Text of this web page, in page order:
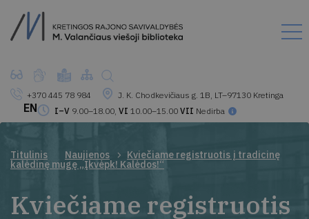
+370 445 78 984
J. K. Chodkevičiaus g. 1B, LT–97130 Kretinga
I–V 9.00–18.00, VI 10.00–15.00 VII Nedirba
EN
Titulinis Naujienos Kviečiame registruotis į tradicinę
kalėdinę mugę „Įkvėpk! Kalėdos!“
Kviečiame registruotis